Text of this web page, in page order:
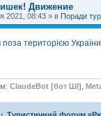
Движение
2021, 08:43 » в Поради
територією
ClaudeBot [бот ШІ]